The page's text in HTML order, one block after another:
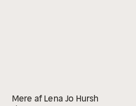
Mere af Lena Jo Hursh